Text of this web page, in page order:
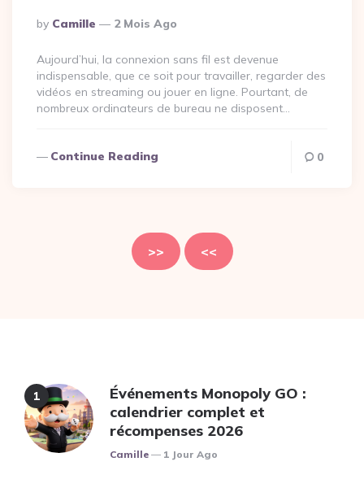
Posted
By
By Camille 2 Mois Ago
Aujourd’hui, la connexion sans fil est devenue
indispensable, que ce soit pour travailler, regarder des
vidéos en streaming ou jouer en ligne. Pourtant, de
nombreux ordinateurs de bureau ne disposent…
Continue Reading 0
publications
>> <<
Événements Monopoly GO :
calendrier complet et
récompenses 2026
Posted
Camille 1 Jour Ago